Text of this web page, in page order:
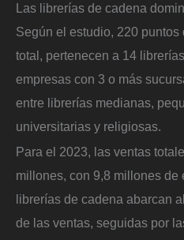
Las librerías de cadena
Según el estudio, 220
total, pertenecen a 14
empresas con 3 o más
entre librerías medianas,
universitarias y religiosas.
Para el 2023, las ventas
millones, con 9,8 millones
librerías de cadena abarcan
de las ventas, seguidas por